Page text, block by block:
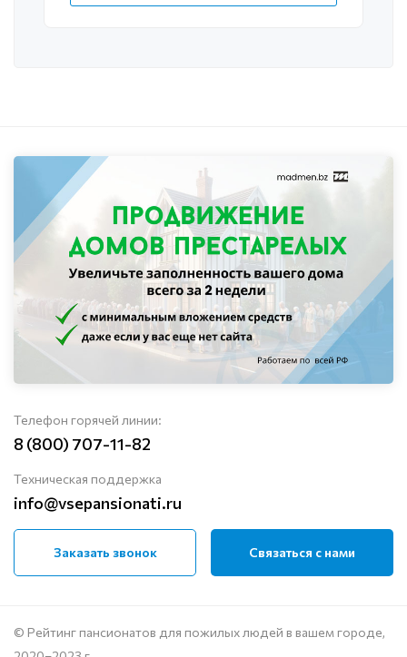
Телефон горячей линии:
8 (800) 707-11-82
Техническая поддержка
info@vsepansionati.ru
Заказать звонок Связаться с нами
© Рейтинг пансионатов для пожилых людей в вашем городе,